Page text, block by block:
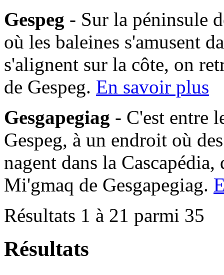
Gespeg - Sur la péninsule
où les baleines s'amusent
s'alignent sur la côte, on
de Gespeg. En savoir plus
Gesgapegiag - C'est entre
Gespeg, à un endroit où
nagent dans la
Mi'gmaq de Gesgapegiag.
Résultats 1 à 21 parmi 35
Résultats